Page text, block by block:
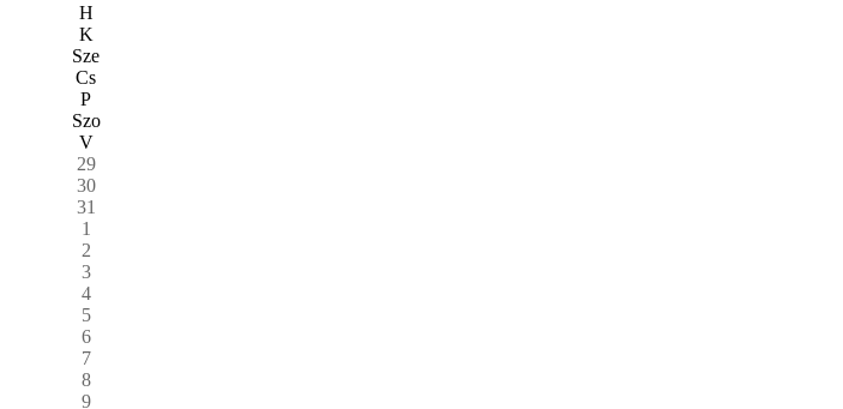
H
K
Sze
Cs
P
Szo
V
29
30
31
1
2
3
4
5
6
7
8
9